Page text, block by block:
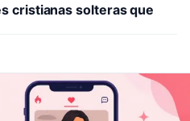
cristianas solteras que